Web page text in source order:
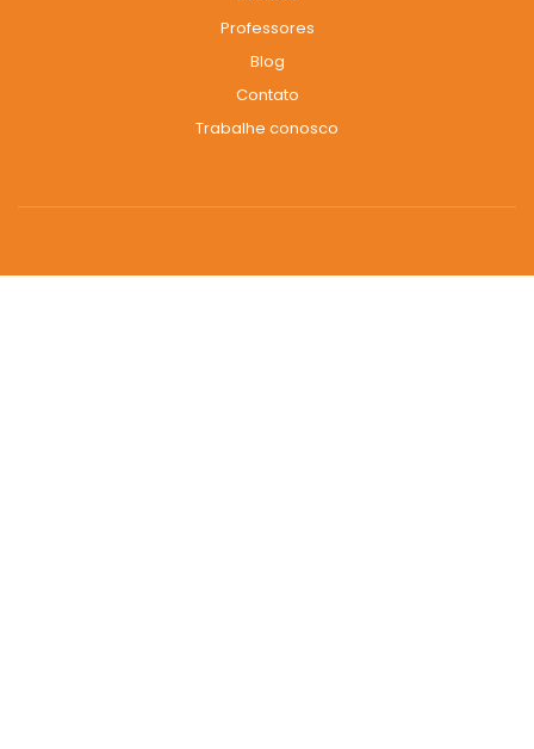
Professores
Blog
Contato
Trabalhe conosco